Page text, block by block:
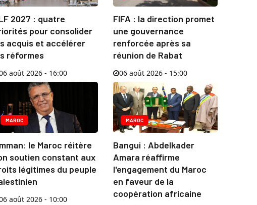
2027 : quatre
pour consolider
acquis et accélérer
réformes
août 2026 - 16:00
FIFA : la direction promet
une gouvernance
renforcée après sa
réunion de Rabat
06 août 2026 - 15:00
MAROC
le Maroc réitère
soutien constant aux
légitimes du peuple
août 2026 - 10:00
MAROC
Bangui : Abdelkader
Amara réaffirme
l'engagement du Maroc
en faveur de la
coopération africaine